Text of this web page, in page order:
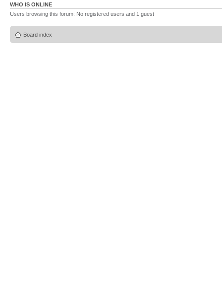
WHO IS ONLINE
Users browsing this forum: No registered users and 1 guest
Board index